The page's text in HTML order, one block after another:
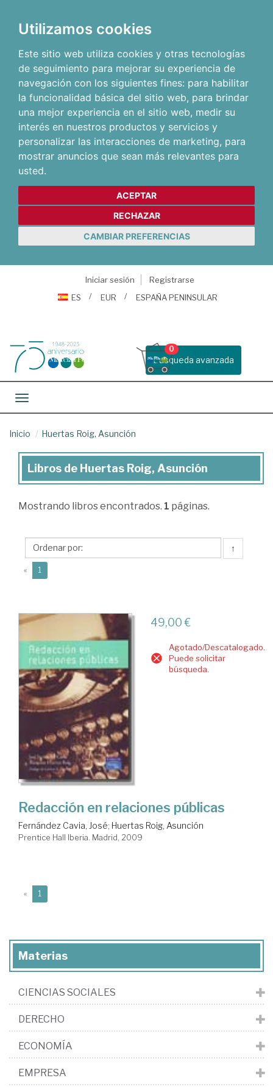
Utilizamos cookies
Este sitio web utiliza cookies y otras tecnologías
de seguimiento para mejorar su experiencia de
navegación con los siguientes fines: para habilitar
la funcionalidad básica del sitio web, para brindar
una mejor experiencia en el sitio web, medir su
interés en nuestros productos y servicios y
personalizar las interacciones de marketing, para
mostrar anuncios que sean más relevantes para
usted.
ACEPTAR
RECHAZAR
CAMBIAR PREFERENCIAS
Iniciar sesión
Registrarse
ES
EUR ESPAÑA PENINSULAR
Busqueda avanzada
0
Toggle navigation
Inicio Huertas Roig, Asunción
Libros
Huertas
Asunción
Libros de Huertas Roig, Asunción
Mostrando libros encontrados. 1 páginas.
↑
« 1
49,00 €
Agotado/Descatalogado.
Puede solicitar
búsqueda.
Redacción en relaciones públicas
Fernández Cavia, José; Huertas Roig, Asunción
Prentice Hall Iberia. Madrid, 2009
« 1
Materias
CIENCIAS SOCIALES
DERECHO
ECONOMÍA
EMPRESA